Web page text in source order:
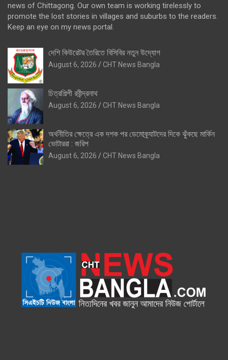
news of Chittagong. Our own team is working tirelessly to
promote the lost stories in villages and suburbs to the readers.
Keep an eye on my news portal.
দেশি কিউরেটর তৈরিতে বিসিবির নতুন উদ্যোগ
August 6, 2026 CHT News Bangla
চিত্রশিল্পী রবীন্দ্রনাথ
August 6, 2026 CHT News Bangla
অর্থনীতির ক্ষেত্রে এক দশক পর ডেমোক্র্যাটদের দিকে ঝুঁকছে মার্কিন
ভোটাররা : জরিপ
August 6, 2026 CHT News Bangla